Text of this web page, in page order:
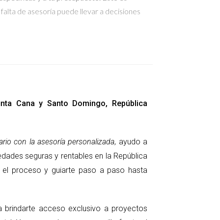
de asesoría puede llevar a decisiones
abogado especializado en bienes raíces es
sin asesoría legal pueden encontrarse en
experto legal a tu lado, puedes navegar por
estrategia adecuada. El conocimiento local, el
Dominicana, no dudes en contactarme.
Cana y Santo Domingo, República
con la asesoría personalizada, ayudo a
seguras y rentables en la República
el proceso y guiarte paso a paso hasta
brindarte acceso exclusivo a proyectos